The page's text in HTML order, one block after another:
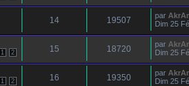
14 19507 par
Dim 25
1 2 15 18720 par
Dim 25
1 2 16 19350 par
Dim 25